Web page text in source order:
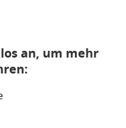
an, um mehr